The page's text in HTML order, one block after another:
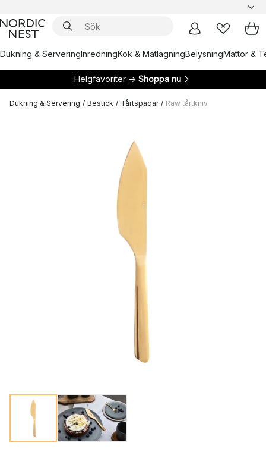
Dukning & ServeringInredningKök & MatlagningBelysningMattor &
Helgfavoriter → Shoppa nu
Dukning & Servering / Bestick / Tårtspadar / Raw tårtkniv